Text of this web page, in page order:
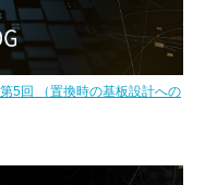
5回 （置換時の基板設計への